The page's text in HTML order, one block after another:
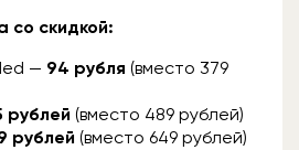
со скидкой:
— 94 рубля (вместо 379
рублей (вместо 489 рублей)
рублей (вместо 649 рублей)